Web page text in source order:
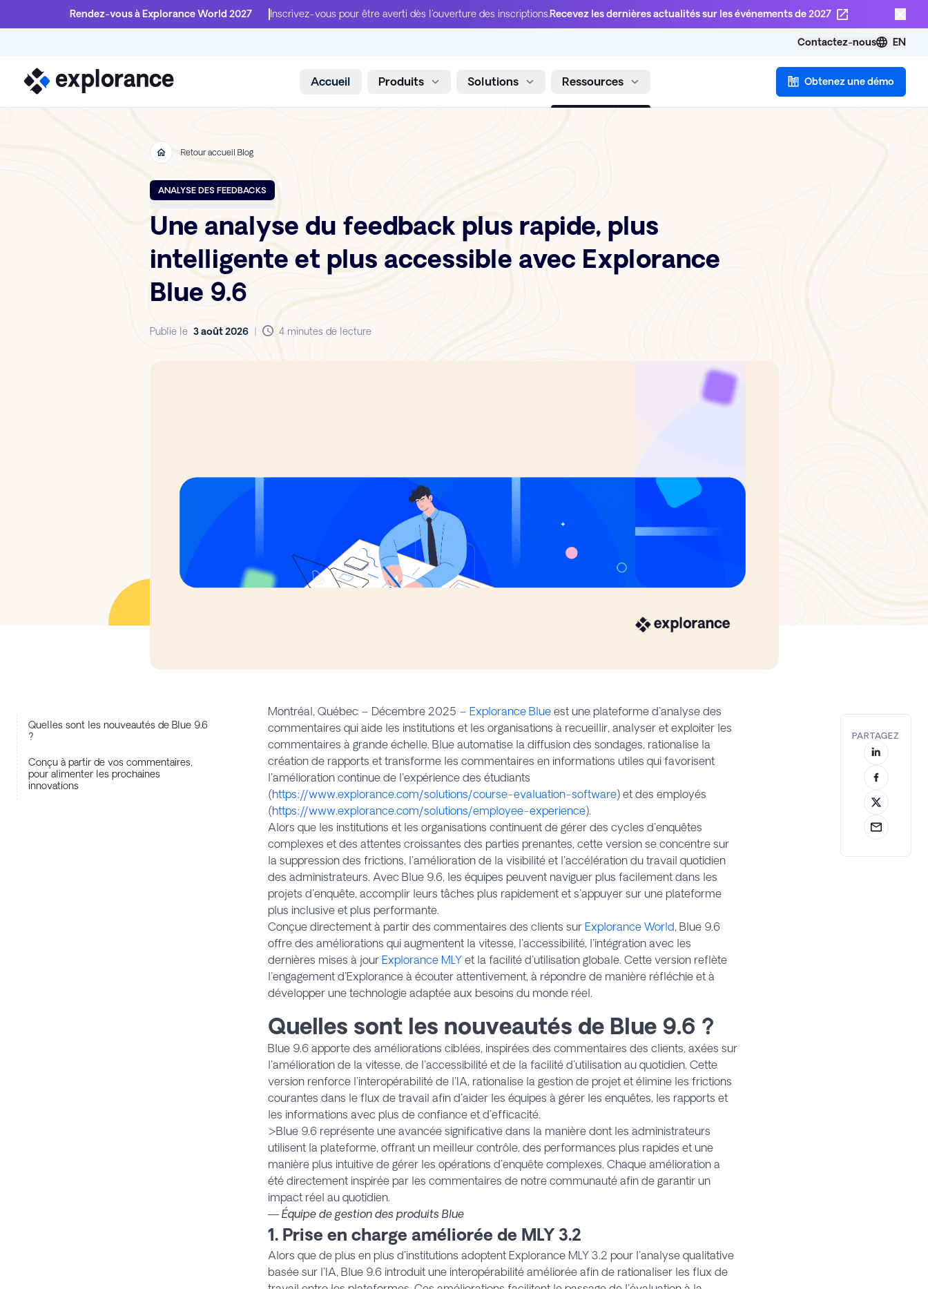
Rendez-vous à Explorance World 2027 Inscrivez-vous pour être averti dès l'ouverture des inscriptions.Recevez les dernières actualités sur les événements de 2027
Contactez-nous EN
Accueil Produits Solutions Ressources Obtenez une démo
Retour accueil Blog
ANALYSE DES FEEDBACKS
Une analyse du feedback plus rapide, plus
intelligente et plus accessible avec Explorance
Blue 9.6
Publie le 3 août 2026 4 minutes de lecture
Quelles sont les nouveautés de Blue 9.6
?
Conçu à partir de vos commentaires,
pour alimenter les prochaines
innovations
Montréal, Québec – Décembre 2025 – Explorance Blue est une plateforme d'analyse des
commentaires qui aide les institutions et les organisations à recueillir, analyser et exploiter les
commentaires à grande échelle. Blue automatise la diffusion des sondages, rationalise la
création de rapports et transforme les commentaires en informations utiles qui favorisent
l'amélioration continue de l'expérience des étudiants
(https://www.explorance.com/solutions/course-evaluation-software) et des employés
(https://www.explorance.com/solutions/employee-experience).
Alors que les institutions et les organisations continuent de gérer des cycles d'enquêtes
complexes et des attentes croissantes des parties prenantes, cette version se concentre sur
la suppression des frictions, l'amélioration de la visibilité et l'accélération du travail quotidien
des administrateurs. Avec Blue 9.6, les équipes peuvent naviguer plus facilement dans les
projets d'enquête, accomplir leurs tâches plus rapidement et s'appuyer sur une plateforme
plus inclusive et plus performante.
Conçue directement à partir des commentaires des clients sur Explorance World, Blue 9.6
offre des améliorations qui augmentent la vitesse, l'accessibilité, l'intégration avec les
dernières mises à jour Explorance MLY et la facilité d'utilisation globale. Cette version reflète
l'engagement d'Explorance à écouter attentivement, à répondre de manière réfléchie et à
développer une technologie adaptée aux besoins du monde réel.
Quelles sont les nouveautés de Blue 9.6 ?
Blue 9.6 apporte des améliorations ciblées, inspirées des commentaires des clients, axées sur
l'amélioration de la vitesse, de l'accessibilité et de la facilité d'utilisation au quotidien. Cette
version renforce l'interopérabilité de l'IA, rationalise la gestion de projet et élimine les frictions
courantes dans le flux de travail afin d'aider les équipes à gérer les enquêtes, les rapports et
les informations avec plus de confiance et d'efficacité.
>Blue 9.6 représente une avancée significative dans la manière dont les administrateurs
utilisent la plateforme, offrant un meilleur contrôle, des performances plus rapides et une
manière plus intuitive de gérer les opérations d'enquête complexes. Chaque amélioration a
été directement inspirée par les commentaires de notre communauté afin de garantir un
impact réel au quotidien.
— Équipe de gestion des produits Blue
1. Prise en charge améliorée de MLY 3.2
Alors que de plus en plus d'institutions adoptent Explorance MLY 3.2 pour l'analyse qualitative
basée sur l'IA, Blue 9.6 introduit une interopérabilité améliorée afin de rationaliser les flux de
PARTAGEZ